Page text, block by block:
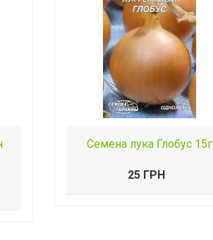
Семена лука Глобус 15г
25 ГРН